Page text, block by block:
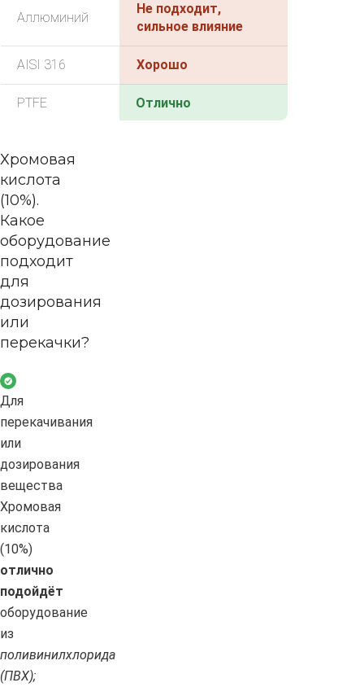
Аллюминий
Не подходит,
сильное влияние
AISI 316 Хорошо
PTFE Отлично
Хромовая
кислота
(10%).
Какое
оборудование
подходит
для
дозирования
или
перекачки?
Для
перекачивания
или
дозирования
вещества
Хромовая
кислота
(10%)
отлично
подойдёт
оборудование
из
поливинилхлорида
(ПВХ);